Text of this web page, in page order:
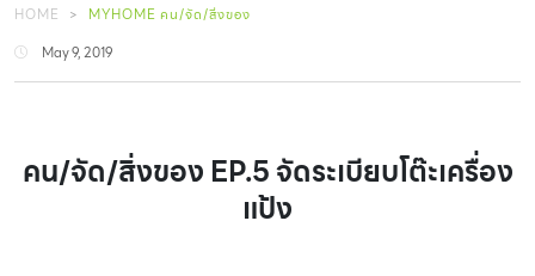
HOME
MYHOME คน/จัด/สิ่งของ
May 9, 2019
คน/จัด/สิ่งของ EP.5 จัดระเบียบโต๊ะเครื่อง
แป้ง